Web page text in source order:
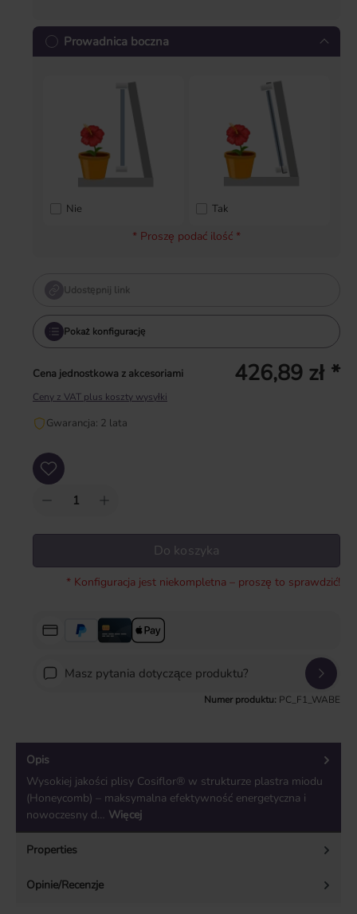
Prowadnica boczna
Nie Tak
* Proszę podać ilość *
Udostępnij link
Pokaż konfigurację
Cena jednostkowa z akcesoriami 426,89 zł *
Ceny z VAT plus koszty wysyłki
Gwarancja: 2 lata
Ilość produktu: Wprowadź żądaną ilość lub użyj przycisków, aby zwiększyć lub
Do koszyka
* Konfiguracja jest niekompletna – proszę to sprawdzić!
Masz pytania dotyczące produktu?
Numer produktu: PC_F1_WABE
Opis
Wysokiej jakości plisy Cosiflor® w strukturze plastra miodu
(Honeycomb) – maksymalna efektywność energetyczna i
nowoczesny d… Więcej
Properties
Opinie/Recenzje